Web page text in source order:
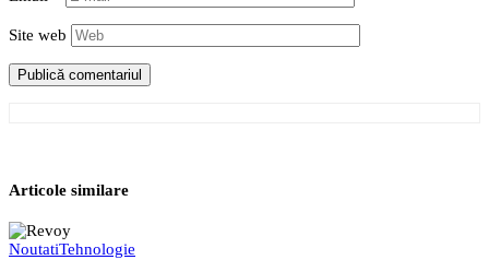
Site web
Articole similare
NoutatiTehnologie